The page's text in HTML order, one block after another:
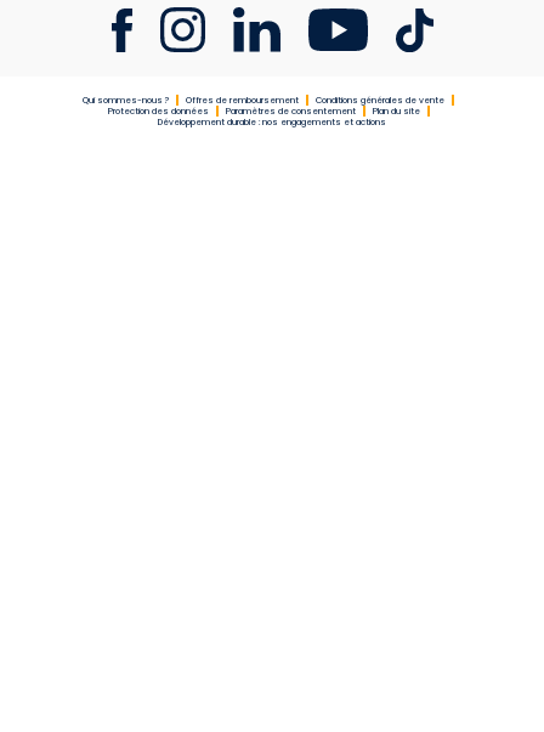
Qui sommes-nous ? Offres de remboursement
Conditions générales de vente
Protection des données
Paramètres de consentement
Plan du site
Développement durable : nos engagements et actions